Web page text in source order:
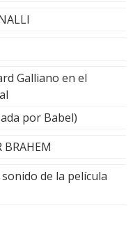
Galliano en el
por Babel)
de la película